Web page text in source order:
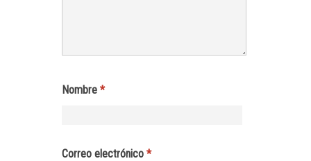
Nombre *
Correo electrónico *